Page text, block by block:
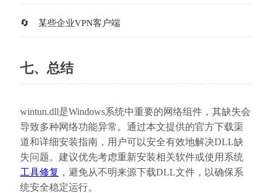
某些企业VPN客户端
七、总结
wintun.dll是Windows系统中重要的网络组件，其缺失会
导致多种网络功能异常。通过本文提供的官方下载渠
道和详细安装指南，用户可以安全有效地解决DLL缺
失问题。建议优先考虑重新安装相关软件或使用系统
工具修复 ，避免从不明来源下载DLL文件，以确保系
统安全稳定运行。